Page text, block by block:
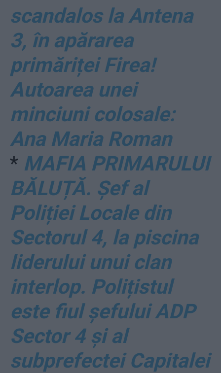
scandalos la Antena
3, în apărarea
primăriței Firea!
Autoarea unei
minciuni colosale:
Ana Maria Roman
* MAFIA PRIMARULUI
BĂLUȚĂ. Șef al
Poliției Locale din
Sectorul 4, la piscina
liderului unui clan
interlop. Polițistul
este fiul șefului ADP
Sector 4 și al
subprefectei Capitalei